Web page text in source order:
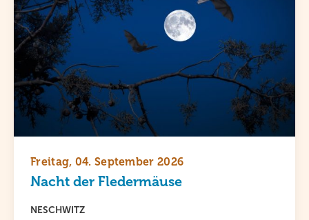
Freitag, 04. September 2026
Nacht der Fledermäuse
NESCHWITZ